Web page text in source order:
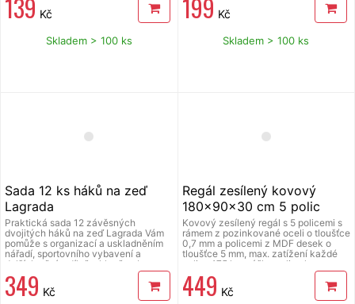
139 Kč
Skladem > 100 ks
zcela přirozeně. Konstrukce
zabraňující vnikání vody do dýchací
Součástí masky je držák na akční
kameru. Barva šnorchlovací masky je
199 Kč
Skladem > 100 ks
Sada 12 ks háků na zeď
Lagrada
Praktická sada 12 závěsných
dvojitých háků na zeď Lagrada Vám
pomůže s organizací a uskladněním
nářadí, sportovního vybavení a
dalších věcí v dílně, sklepě nebo
garáži. Zavěšené nářadí je přehledné
a nezabírá prostor. Sada obsahuje 5
různých typů háků. Zavěsíte na ně
349 Kč
Regál zesílený kovový
180x90x30 cm 5 polic
Lagrada
Kovový zesílený regál s 5 policemi s
rámem z pozinkované oceli o tloušťce
0,7 mm a policemi z MDF desek o
tloušťce 5 mm, max. zatížení každé
police 175 kg, výšku police lze
nastavit podle svých potřeb, snadné a
rychlé složení, bez použití šroubů,
všestranné využití: do dílny, garáže,
449 Kč